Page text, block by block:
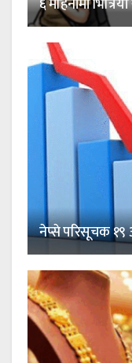
नेप्से परिसूचक १९